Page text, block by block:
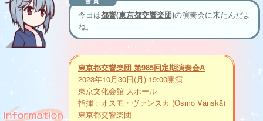
今日は都響(東京都交響楽団)の演奏会に来たんだよ
ね。
東京都交響楽団 第985回定期演奏会A
2023年10月30日(月) 19:00開演
東京文化会館 大ホール
指揮：オスモ・ヴァンスカ (Osmo Vänskä)
東京都交響楽団